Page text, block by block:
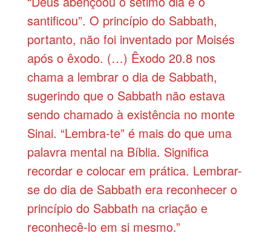
santificou”. O princípio do Sabbath,
portanto, não foi inventado por Moisés
após o êxodo. (…) Êxodo 20.8 nos
chama a lembrar o dia de Sabbath,
sugerindo que o Sabbath não estava
sendo chamado à existência no monte
Sinai. “Lembra-te” é mais do que uma
palavra mental na Bíblia. Significa
recordar e colocar em prática. Lembrar-
se do dia de Sabbath era reconhecer o
princípio do Sabbath na criação e
reconhecê-lo em si mesmo.”